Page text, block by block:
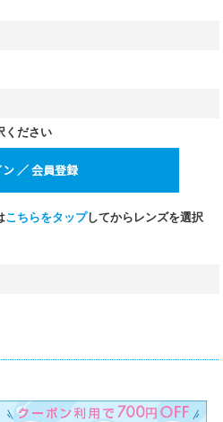
ください
こちらをタップしてからレンズを選択